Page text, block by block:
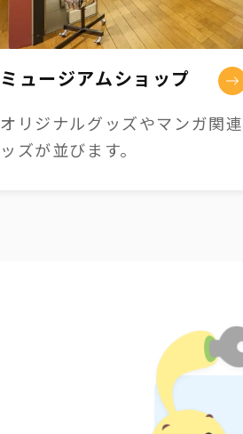
ミュージアムショップ
オリジナルグッズやマンガ関
ッズが並びます。